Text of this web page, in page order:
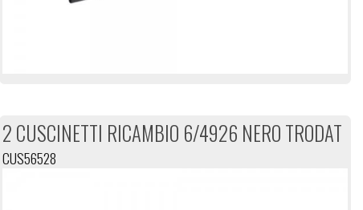
2 CUSCINETTI RICAMBIO 6/4926 NERO TRODAT
CUS56528